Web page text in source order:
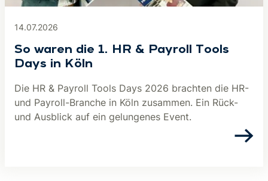
14.07.2026
So waren die 1. HR & Payroll Tools
Days in Köln
Die HR & Payroll Tools Days 2026 brachten die HR-
und Payroll-Branche in Köln zusammen. Ein Rück-
und Ausblick auf ein gelungenes Event.